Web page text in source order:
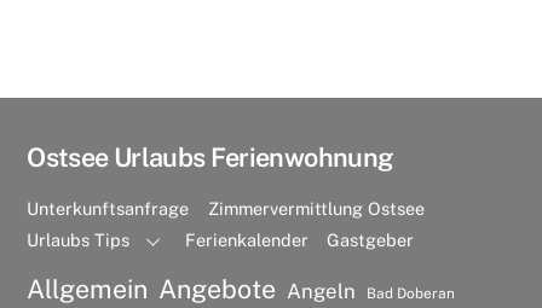
Ostsee Urlaubs Ferienwohnung
Unterkunftsanfrage
Zimmervermittlung Ostsee
Urlaubs Tips
Ferienkalender Gastgeber
Allgemein Angebote Angeln Bad Doberan